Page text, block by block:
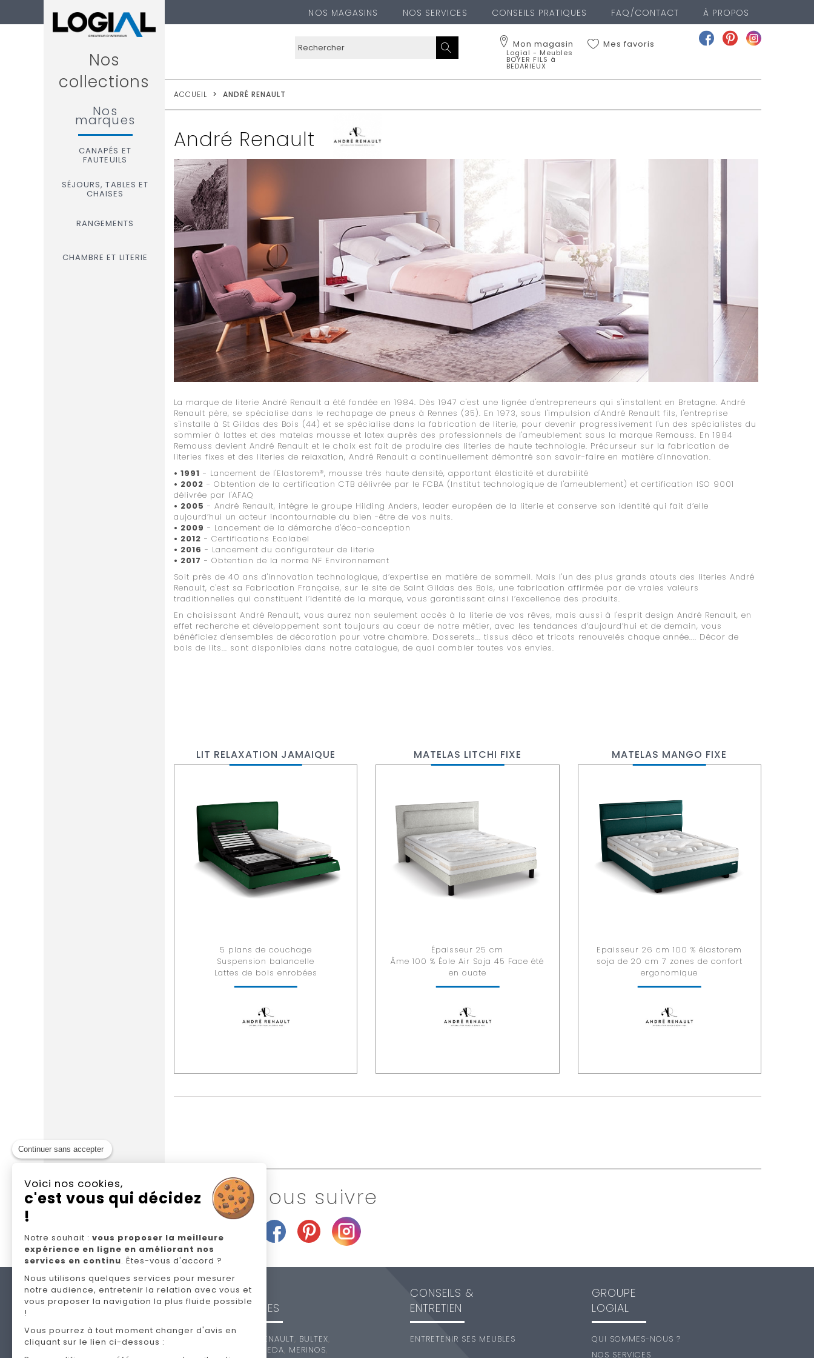
NOS MAGASINS NOS SERVICES CONSEILS PRATIQUES FAQ/CONTACT À PROPOS
Mon magasin
Logial - Meubles
BOYER FILS à
BEDARIEUX
Logial - Meubles BOYER FILS à
OUBLIER CE MAGASIN
Mes favoris
Nos
collections
Nos
marques
CANAPÉS ET
FAUTEUILS
SÉJOURS, TABLES ET
CHAISES
RANGEMENTS
CHAMBRE ET LITERIE
ACCUEIL > ANDRÉ RENAULT
André Renault
La marque de literie André Renault a été fondée en 1984. Dès 1947 c'est une lignée d'entrepreneurs qui s'installent en Bretagne. André
Renault père, se spécialise dans le rechapage de pneus à Rennes (35). En 1973, sous l'impulsion d'André Renault fils, l'entreprise
s'installe à St Gildas des Bois (44) et se spécialise dans la fabrication de literie, pour devenir progressivement l'un des spécialistes du
sommier à lattes et des matelas mousse et latex auprès des professionnels de l'ameublement sous la marque Remouss. En 1984
Remouss devient André Renault et le choix est fait de produire des literies de haute technologie. Précurseur sur la fabrication de
literies fixes et des literies de relaxation, André Renault a continuellement démontré son savoir-faire en matière d'innovation.
• 1991 - Lancement de l'Elastorem®, mousse très haute densité, apportant élasticité et durabilité
• 2002 - Obtention de la certification CTB délivrée par le FCBA (Institut technologique de l'ameublement) et certification ISO 9001
délivrée par l'AFAQ
• 2005 - André Renault, intègre le groupe Hilding Anders, leader européen de la literie et conserve son identité qui fait d’elle
aujourd’hui un acteur incontournable du bien -être de vos nuits.
• 2009 - Lancement de la démarche d'éco-conception
• 2012 - Certifications Ecolabel
• 2016 - Lancement du configurateur de literie
• 2017 - Obtention de la norme NF Environnement
Soit près de 40 ans d'innovation technologique, d’expertise en matière de sommeil. Mais l'un des plus grands atouts des literies André
Renault, c'est sa Fabrication Française, sur le site de Saint Gildas des Bois, une fabrication affirmée par de vraies valeurs
traditionnelles qui constituent l’identité de la marque, vous garantissant ainsi l’excellence des produits.
En choisissant André Renault, vous aurez non seulement accès à la literie de vos rêves, mais aussi à l'esprit design André Renault, en
effet recherche et développement sont toujours au cœur de notre métier, avec les tendances d’aujourd’hui et de demain, vous
bénéficiez d'ensembles de décoration pour votre chambre. Dosserets... tissus déco et tricots renouvelés chaque année.... Décor de
bois de lits... sont disponibles dans notre catalogue, de quoi combler toutes vos envies.
LIT RELAXATION JAMAIQUE
5 plans de couchage
Suspension balancelle
Lattes de bois enrobées
MATELAS LITCHI FIXE
Épaisseur 25 cm
Âme 100 % Éole Air Soja 45 Face été
en ouate
MATELAS MANGO FIXE
Epaisseur 26 cm 100 % élastorem
soja de 20 cm 7 zones de confort
ergonomique
Nous suivre
NOS
MARQUES
ANDRÉ RENAULT BULTEX
EPEDA MERINOS
CONSEILS &
ENTRETIEN
ENTRETENIR SES MEUBLES
GROUPE
LOGIAL
QUI SOMMES-NOUS ?
NOS SERVICES
Continuer sans accepter
Voici nos cookies,
c'est vous qui décidez
!
Notre souhait : vous proposer la meilleure
expérience en ligne en améliorant nos
services en continu. Êtes-vous d'accord ?
Nous utilisons quelques services pour mesurer
notre audience, entretenir la relation avec vous et
vous proposer la navigation la plus fluide possible
!
Vous pourrez à tout moment changer d'avis en
cliquant sur le lien ci-dessous :